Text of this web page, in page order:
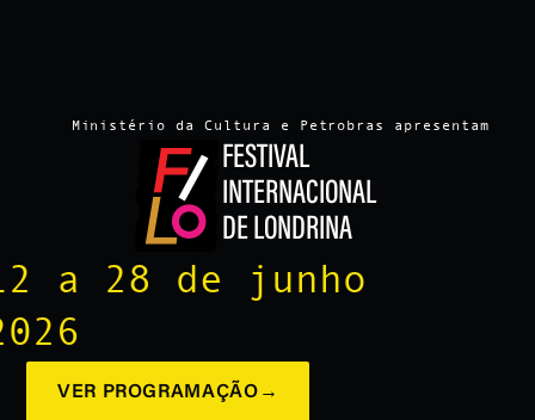
Ministério da Cultura e Petrobras apresentam
FESTIVAL
INTERNACIONAL
DE LONDRINA
a 28 de junho
VER PROGRAMAÇÃO →